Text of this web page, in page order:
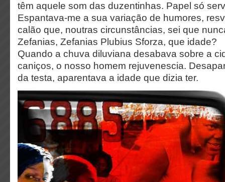
têm aquele som das duzentinhas. Papel só
Espantava-me a sua variação de humores,
calão que, noutras circunstâncias, sei que
Zefanias, Zefanias Plubius Sforza, que idade?
Quando a chuva diluviana desabava sobre a
caniços, o nosso homem rejuvenescia.
da testa, aparentava a idade que dizia ter.